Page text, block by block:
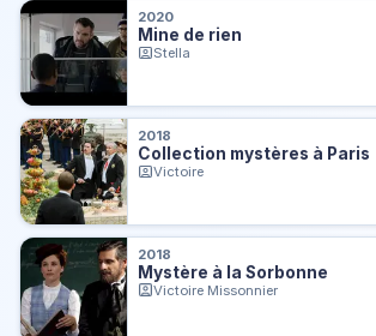
2020
Mine de rien
Stella
2018
Collection mystères à Paris
Victoire
2018
Mystère à la Sorbonne
Victoire Missonnier